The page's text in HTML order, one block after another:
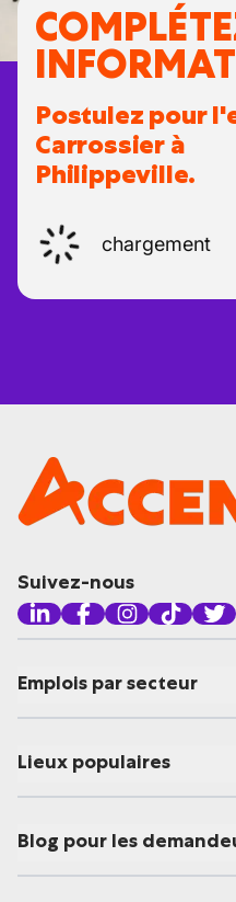
Postulez pour
Carrossier à
Philippeville.
chargement
Suivez-nous
Emplois par secteur
Lieux populaires
Blog pour les